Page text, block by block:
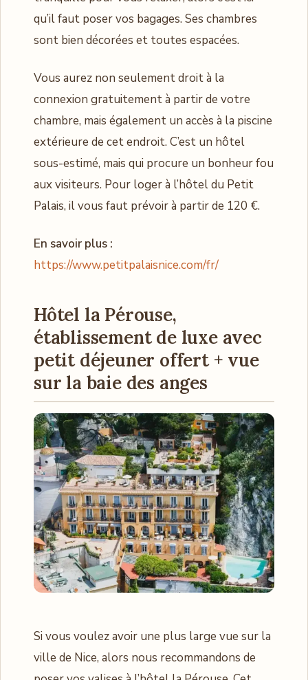
qu’il faut poser vos bagages. Ses chambres
sont bien décorées et toutes espacées.
Vous aurez non seulement droit à la
connexion gratuitement à partir de votre
chambre, mais également un accès à la piscine
extérieure de cet endroit. C’est un hôtel
sous-estimé, mais qui procure un bonheur fou
aux visiteurs. Pour loger à l’hôtel du Petit
Palais, il vous faut prévoir à partir de 120 €.
En savoir plus :
https://www.petitpalaisnice.com/fr/
Hôtel la Pérouse,
établissement de luxe avec
petit déjeuner offert + vue
sur la baie des anges
Si vous voulez avoir une plus large vue sur la
ville de Nice, alors nous recommandons de